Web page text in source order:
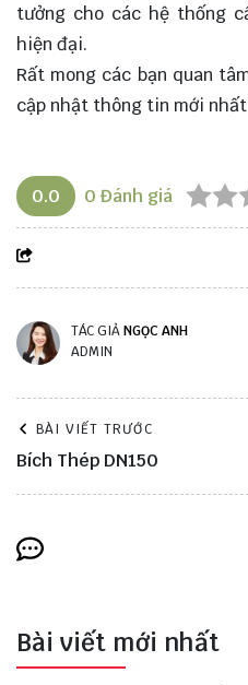
tưởng cho các hệ thống
hiện đại.
Rất mong các bạn quan
cập nhật thông tin mới
0.0 0 Đánh giá
TÁC GIẢNGỌC ANH
ADMIN
BÀI VIẾT TRƯỚC
Bích Thép DN150
Bài viết mới nhất